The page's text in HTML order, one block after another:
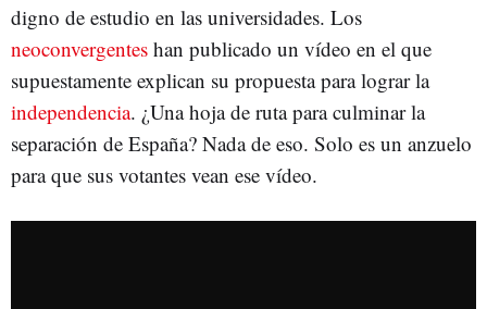
digno de estudio en las universidades. Los
neoconvergentes han publicado un vídeo en el que
supuestamente explican su propuesta para lograr la
independencia. ¿Una hoja de ruta para culminar la
separación de España? Nada de eso. Solo es un anzuelo
para que sus votantes vean ese vídeo.